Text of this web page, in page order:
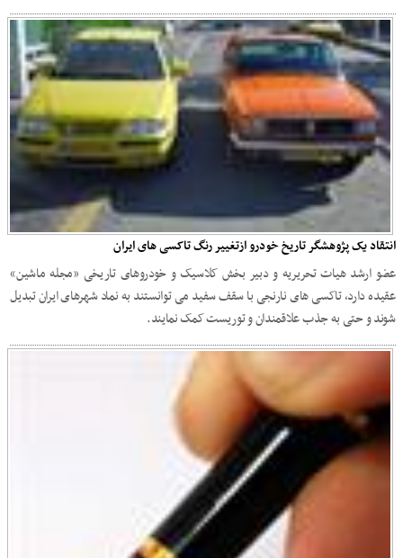
انتقاد یک پژوهشگر تاریخ خودرو ازتغییر رنگ تاکسی های ایران
عضو ارشد هیات تحریریه و دبیر بخش کلاسیک و خودروهای تاریخی «مجله ماشین»
عقیده دارد، تاکسی های نارنجی با سقف سفید می توانستند به نماد شهرهای ایران تبدیل
شوند و حتی به جذب علاقمندان و توریست کمک نمایند.